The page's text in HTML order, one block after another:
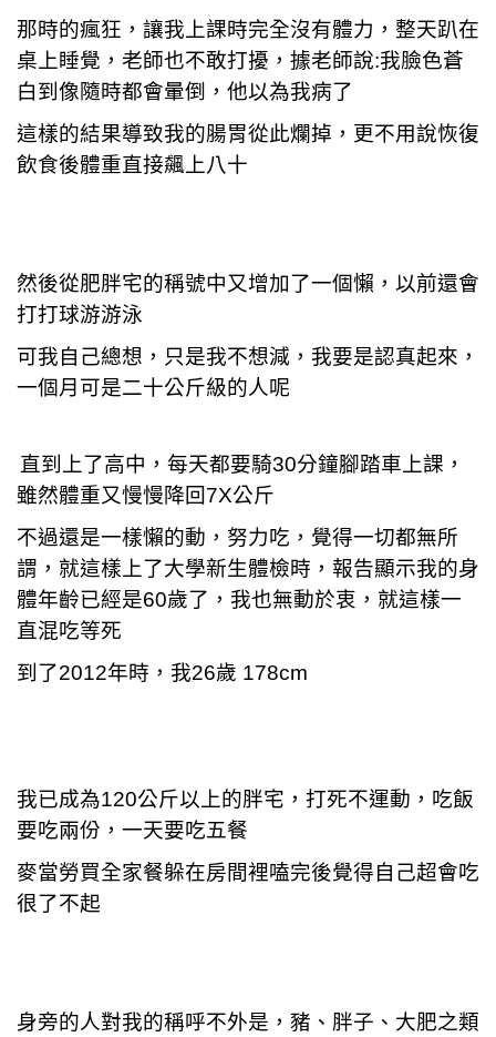
那時的瘋狂，讓我上課時完全沒有體力，整天趴在
桌上睡覺，老師也不敢打擾，據老師說:我臉色蒼
白到像隨時都會暈倒，他以為我病了
這樣的結果導致我的腸胃從此爛掉，更不用說恢復
飲食後體重直接飆上八十
然後從肥胖宅的稱號中又增加了一個懶，以前還會
打打球游游泳
可我自己總想，只是我不想減，我要是認真起來，
一個月可是二十公斤級的人呢
直到上了高中，每天都要騎30分鐘腳踏車上課，
雖然體重又慢慢降回7X公斤
不過還是一樣懶的動，努力吃，覺得一切都無所
謂，就這樣上了大學新生體檢時，報告顯示我的身
體年齡已經是60歲了，我也無動於衷，就這樣一
直混吃等死
到了2012年時，我26歲 178cm
我已成為120公斤以上的胖宅，打死不運動，吃飯
要吃兩份，一天要吃五餐
麥當勞買全家餐躲在房間裡嗑完後覺得自己超會吃
很了不起
身旁的人對我的稱呼不外是，豬、胖子、大肥之類